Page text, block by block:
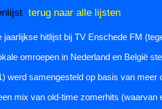
terug naar alle lijsten
jaarlijkse hitlijst bij TV Enschede FM
omroepen in Nederland en België
werd samengesteld op basis van meer
mix van old-time zomerhits (waarvan